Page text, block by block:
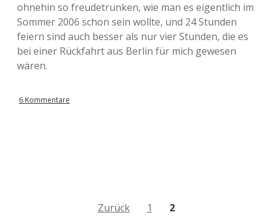
ohnehin so freudetrunken, wie man es eigentlich im
Sommer 2006 schon sein wollte, und 24 Stunden
feiern sind auch besser als nur vier Stunden, die es
bei einer Rückfahrt aus Berlin für mich gewesen
wären.
6 Kommentare
Zurück 1 2